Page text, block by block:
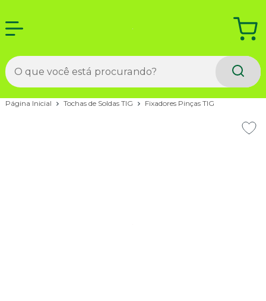
Página Inicial Tochas de Soldas TIG Fixadores Pinças TIG